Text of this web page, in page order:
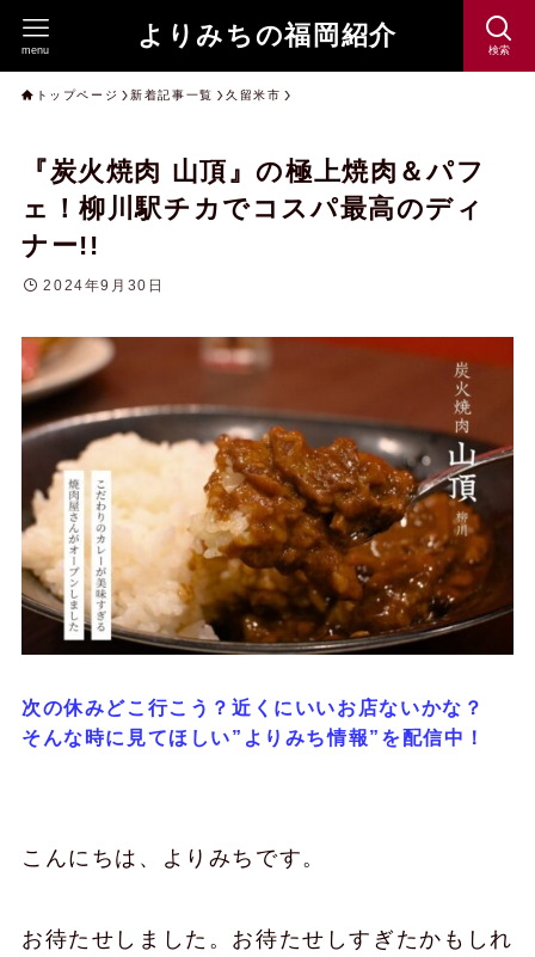
よりみちの福岡紹介 検索
menu
トップページ 新着記事一覧 久留米市
『炭火焼肉 山頂』の極上焼肉＆パフ
ェ！柳川駅チカでコスパ最高のディ
ナー!!
2024年9月30日
次の休みどこ行こう？近くにいいお店ないかな？
そんな時に見てほしい”よりみち情報”を配信中！
こんにちは、よりみちです。
お待たせしました。お待たせしすぎたかもしれ